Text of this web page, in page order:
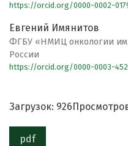
https://orcid.org/0000-0002-
Евгений Имянитов
ФГБУ «НМИЦ онкологии
России
https://orcid.org/0000-0003-
Загрузок: 926
pdf